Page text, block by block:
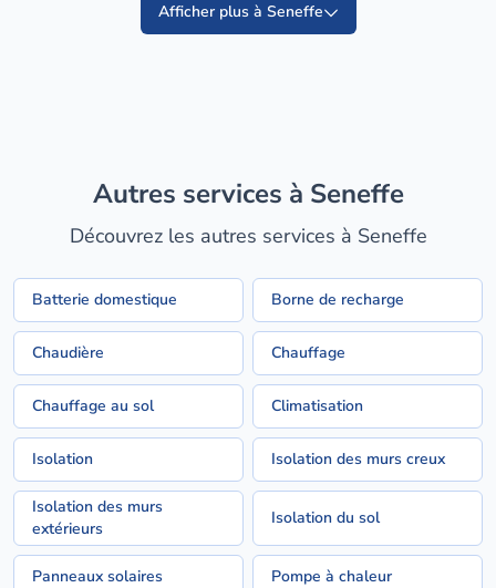
Afficher plus à Seneffe
Autres services à Seneffe
Découvrez les autres services à Seneffe
Batterie domestique Borne de recharge
Chaudière Chauffage
Chauffage au sol Climatisation
Isolation Isolation des murs creux
Isolation des murs
extérieurs
Isolation du sol
Panneaux solaires Pompe à chaleur